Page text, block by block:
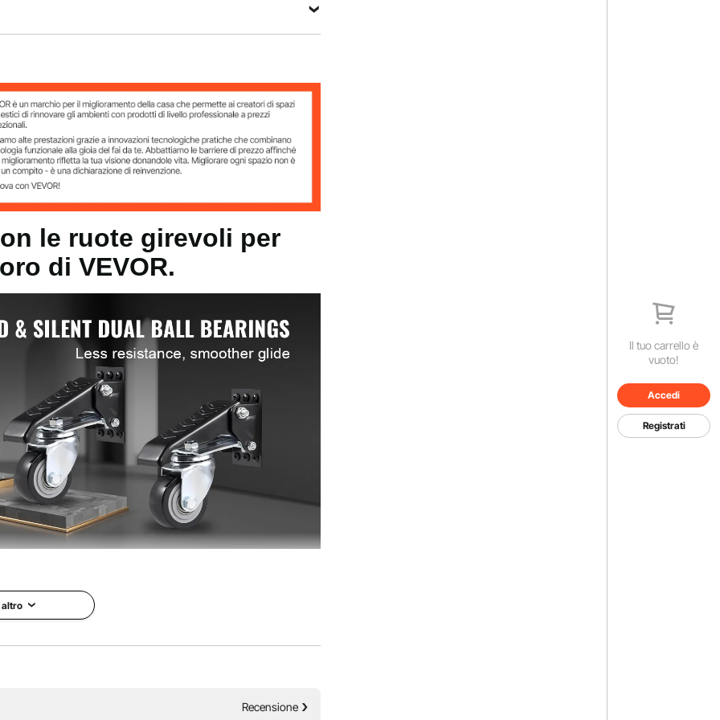
Il tuo carrello è
vuoto!
Accedi
Registrati
pollici / 160 x 70 x 174 mm
kg
le ruote girevoli per
di VEVOR.
movimento è una sinfonia silenziosa.
altro
Recensione